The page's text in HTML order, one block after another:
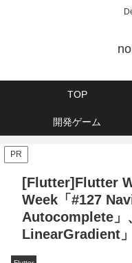
TOP
開発ゲーム
PR
[Flutter]Flutter
Week「#127
Autocomplete」
LinearGradient」